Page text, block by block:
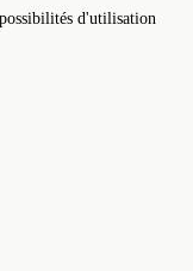
d'utilisation